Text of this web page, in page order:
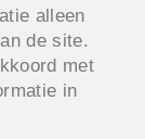
alleen
de site.
met
in